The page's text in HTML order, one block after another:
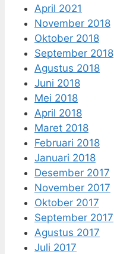
April 2021
November 2018
Oktober 2018
September 2018
Agustus 2018
Juni 2018
Mei 2018
April 2018
Maret 2018
Februari 2018
Januari 2018
Desember 2017
November 2017
Oktober 2017
September 2017
Agustus 2017
Juli 2017